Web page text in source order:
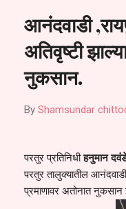
आनंदवाडी
अतिवृष्टी
नुकसान.
By Shamsundar
परतुर प्रतिनिधीहनुमान
परतुर तालुक्यातील
प्रमाणावर अतोनात